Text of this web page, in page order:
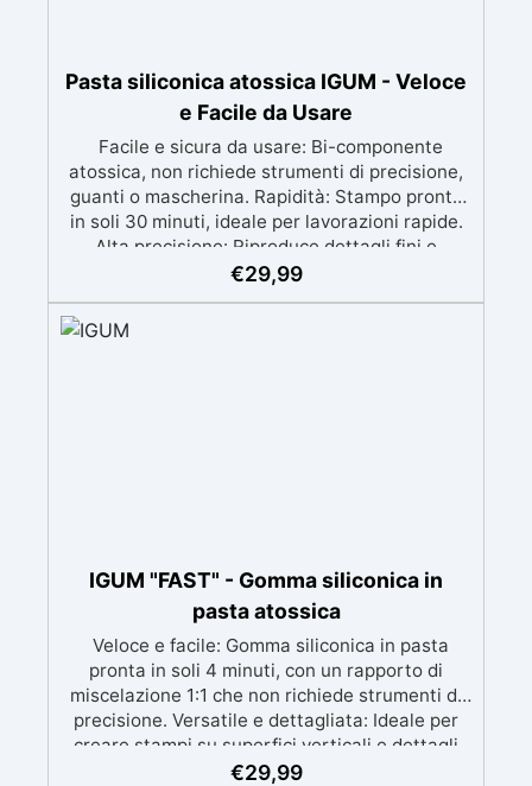
Pasta siliconica atossica IGUM - Veloce
e Facile da Usare
Facile e sicura da usare: Bi-componente
atossica, non richiede strumenti di precisione,
guanti o mascherina. Rapidità: Stampo pronto
in soli 30 minuti, ideale per lavorazioni rapide.
Alta precisione: Riproduce dettagli fini e
complessi con un risultato professionale.
metallo a basso punto di fusione, sapone e
cemento. Resistente e durevole: Consente oltre
€29,99
IGUM "FAST" - Gomma siliconica in
pasta atossica
Veloce e facile: Gomma siliconica in pasta
pronta in soli 4 minuti, con un rapporto di
miscelazione 1:1 che non richiede strumenti di
precisione. Versatile e dettagliata: Ideale per
creare stampi su superfici verticali e dettagli
intricati, compatibile con resine, gesso, cera,
€29,99